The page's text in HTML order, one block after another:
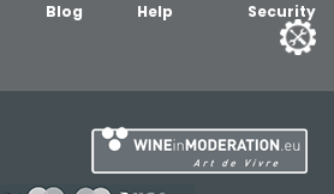
Blog Help Security